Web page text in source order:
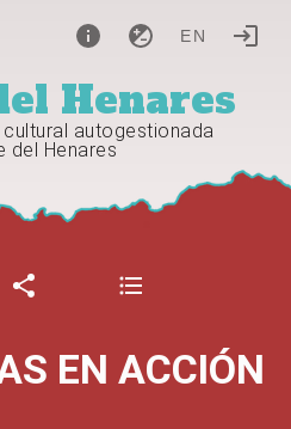
EN
Henares
autogestionada
del Henares
EN ACCIÓN